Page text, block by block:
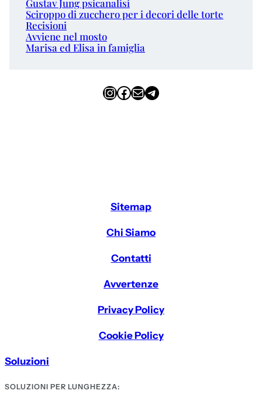
Gustav Jung psicanalisi
Sciroppo di zucchero per i decori delle torte
Recisioni
Avviene nel mosto
Marisa ed Elisa in famiglia
InstagramFacebook Email Telegram
Sitemap
Chi Siamo
Contatti
Avvertenze
Privacy Policy
Cookie Policy
Soluzioni
SOLUZIONI PER LUNGHEZZA: